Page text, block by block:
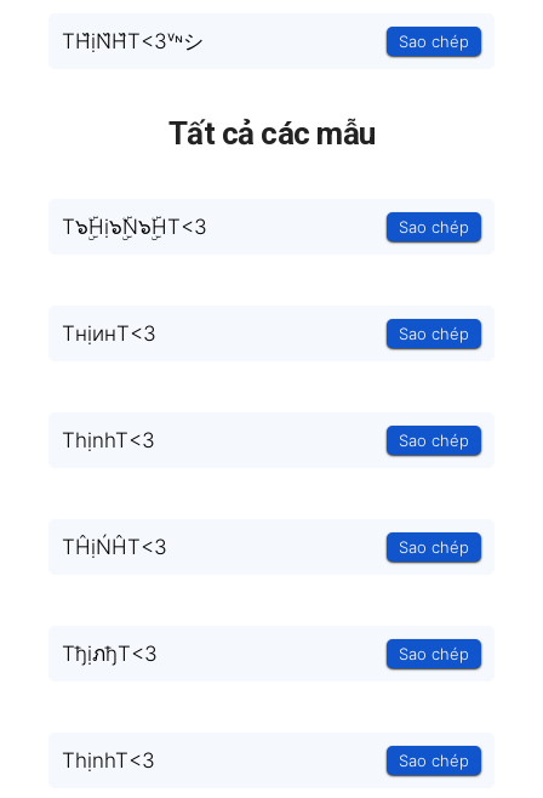
TH᷈ịN᷈H᷈T<3ᵛᶰシ Sao chép
Tất cả các mẫu
T๖ۣۜHị๖ۣۜN๖ۣۜHT<3 Sao chép
TнịинT<3 Sao chép
ThịnhT<3 Sao chép
TĤịŃĤT<3 Sao chép
TђịภђT<3 Sao chép
ThịnhT<3 Sao chép